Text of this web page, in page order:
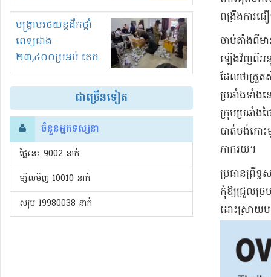
បាក់ច្រាំងទន្លេ និង
រំខានទាំងយប់ទាំងថ្ងៃ
បង្ក្រាបរថយន្តដឹកថ្នាំ
ពេទ្យជាង
២៣,៤០០ប្រអប់ គេច
ពន្ធនិងអត់ច្បាប់នាំ
ចូល!?
ជាច្រើនទៀត
ចំនួនអ្នកទស្សនា
ថ្ងៃនេះ​ 9002 នាក់
ម្សិលមិញ 10010 នាក់
សរុប 19980038 នាក់
ពង្រឹង​ការជ
ចាប់តាំងពី​ម
ឡើងវិញ​ពី​អនុ
ដែលថា​ត្រួត
ប្រឆាំង​ទាំង​
ក្រុមប្រឆាំង​
បាត់បង់​កោះ​
ភាករយ​។​
ប្រធានព្រឹទ្
កុំឱ្យ​ជ្រួលច្
ដោះស្រាយ​